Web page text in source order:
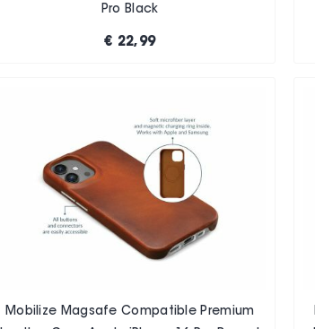
Pro Black
€ 22,99
Mobilize Magsafe Compatible Premium